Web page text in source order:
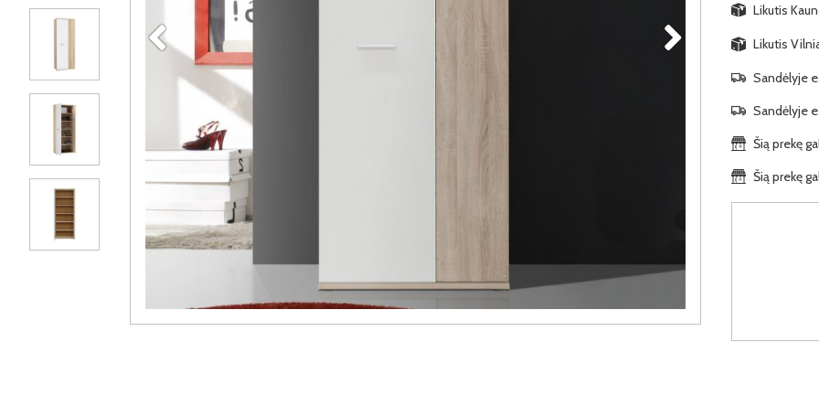
Likutis
Likutis
Sandėlyje
Sandėlyje
Šią prekę
Šią prekę